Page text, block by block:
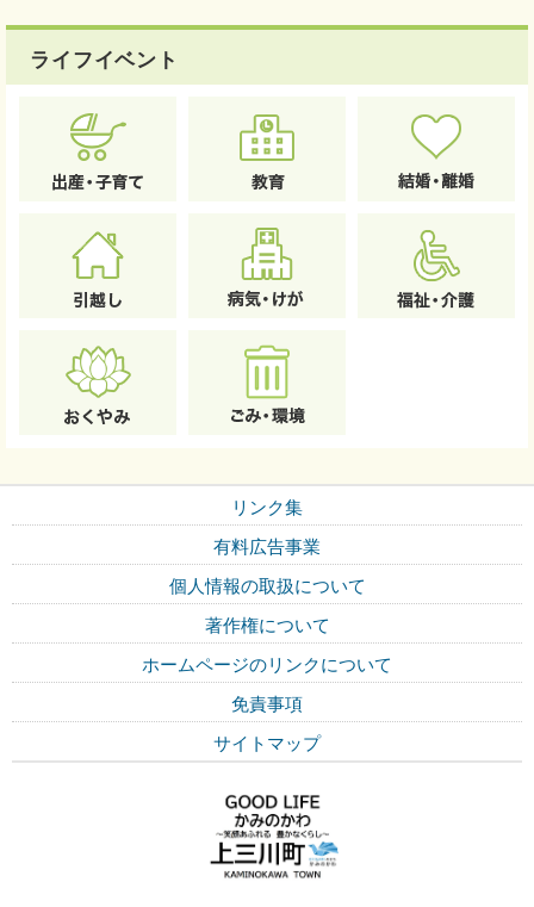
ライフイベント
リンク集
有料広告事業
個人情報の取扱について
著作権について
ホームページのリンクについて
免責事項
サイトマップ